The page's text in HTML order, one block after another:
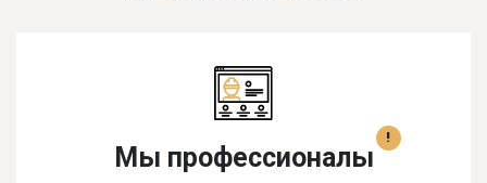
Мы профессионалы
!